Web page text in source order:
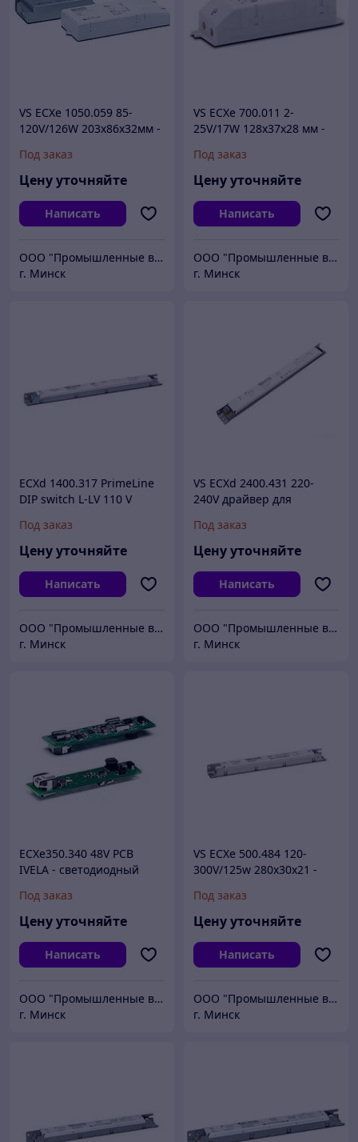
VS ECXe 1050.059 85-
120V/126W 203x86x32мм -
Под заказ
Цену уточняйте
Написать
ООО "Промышленные вентиляторы и компоненты"
г. Минск
VS ECXe 700.011 2-
25V/17W 128x37x28 мм -
Под заказ
Цену уточняйте
Написать
ООО "Промышленные вентиляторы и компоненты"
г. Минск
ECXd 1400.317 PrimeLine
DIP switch L-LV 110 V
Под заказ
Цену уточняйте
Написать
ООО "Промышленные вентиляторы и компоненты"
г. Минск
VS ECXd 2400.431 220-
240V драйвер для
Под заказ
Цену уточняйте
Написать
ООО "Промышленные вентиляторы и компоненты"
г. Минск
ECXe350.340 48V PCB
IVELA - светодиодный
Под заказ
Цену уточняйте
Написать
ООО "Промышленные вентиляторы и компоненты"
г. Минск
VS ECXe 500.484 120-
300V/125w 280х30х21 -
Под заказ
Цену уточняйте
Написать
ООО "Промышленные вентиляторы и компоненты"
г. Минск